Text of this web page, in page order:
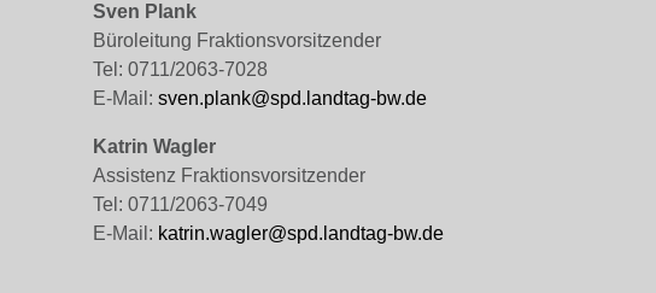
Sven Plank
Büroleitung Fraktionsvorsitzender
Tel: 0711/2063-7028
E-Mail: sven.plank@spd.landtag-bw.de
Katrin Wagler
Assistenz Fraktionsvorsitzender
Tel: 0711/2063-7049
E-Mail: katrin.wagler@spd.landtag-bw.de